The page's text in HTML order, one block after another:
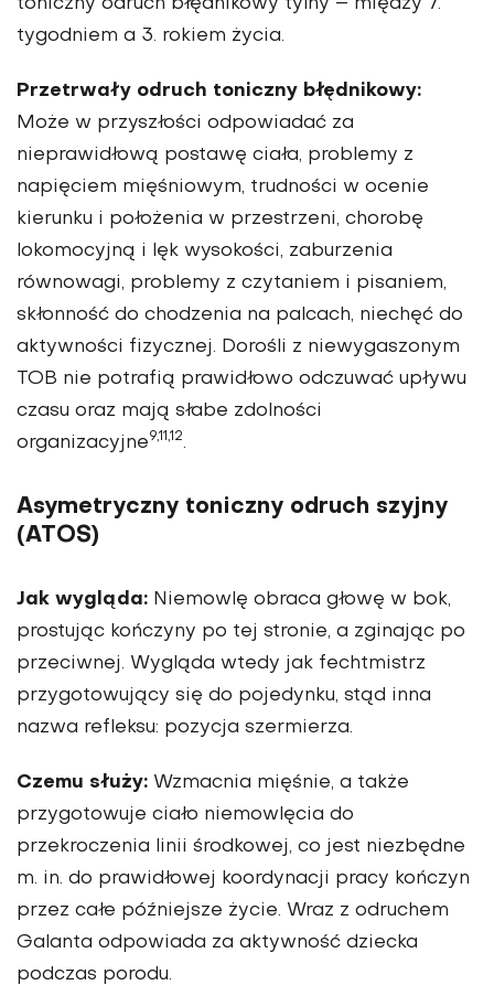
toniczny odruch błędnikowy tylny – między 7.
tygodniem a 3. rokiem życia.
Przetrwały odruch toniczny błędnikowy:
Może w przyszłości odpowiadać za
nieprawidłową postawę ciała, problemy z
napięciem mięśniowym, trudności w ocenie
kierunku i położenia w przestrzeni, chorobę
lokomocyjną i lęk wysokości, zaburzenia
równowagi, problemy z czytaniem i pisaniem,
skłonność do chodzenia na palcach, niechęć do
aktywności fizycznej. Dorośli z niewygaszonym
TOB nie potrafią prawidłowo odczuwać upływu
czasu oraz mają słabe zdolności
organizacyjne9,11,12.
Asymetryczny toniczny odruch szyjny
(ATOS)
Jak wygląda: Niemowlę obraca głowę w bok,
prostując kończyny po tej stronie, a zginając po
przeciwnej. Wygląda wtedy jak fechtmistrz
przygotowujący się do pojedynku, stąd inna
nazwa refleksu: pozycja szermierza.
Czemu służy: Wzmacnia mięśnie, a także
przygotowuje ciało niemowlęcia do
przekroczenia linii środkowej, co jest niezbędne
m. in. do prawidłowej koordynacji pracy kończyn
przez całe późniejsze życie. Wraz z odruchem
Galanta odpowiada za aktywność dziecka
podczas porodu.